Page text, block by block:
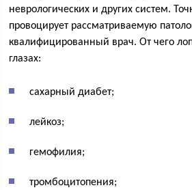
неврологических и других систем.
провоцирует рассматриваемую
квалифицированный врач. От чего
глазах:
сахарный диабет;
лейкоз;
гемофилия;
тромбоцитопения;